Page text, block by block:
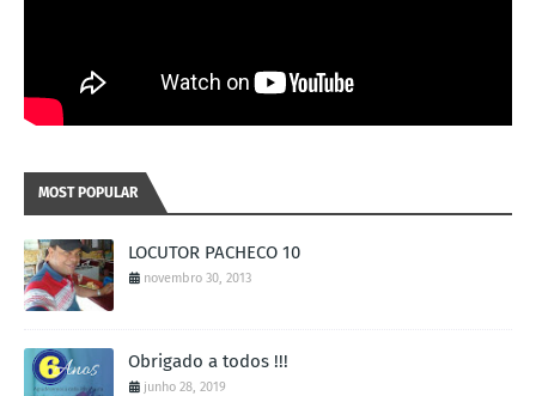
MOST POPULAR
LOCUTOR PACHECO 10
novembro 30, 2013
Obrigado a todos !!!
junho 28, 2019